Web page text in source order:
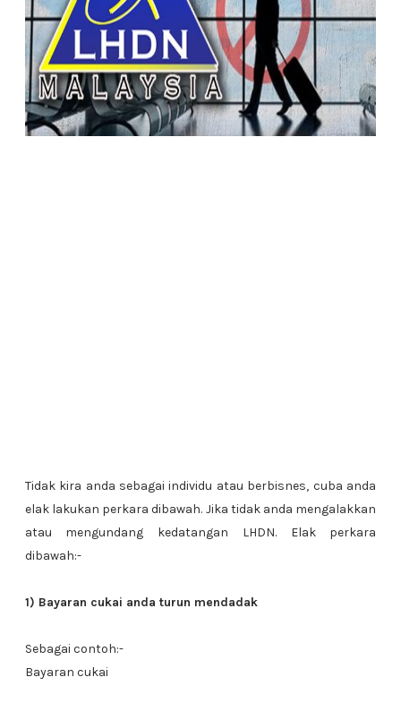
Tidak kira anda sebagai individu atau berbisnes, cuba anda
elak lakukan perkara dibawah. Jika tidak anda mengalakkan
atau mengundang kedatangan LHDN. Elak perkara
dibawah:-
1) Bayaran cukai anda turun mendadak
Sebagai contoh:-
Bayaran cukai